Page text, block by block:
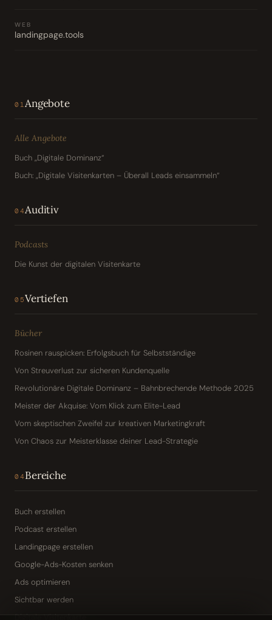
WEB
landingpage.tools
01 Angebote
Alle Angebote
Buch „Digitale Dominanz“
Buch: „Digitale Visitenkarten – Überall Leads einsammeln“
04Auditiv
Podcasts
Die Kunst der digitalen Visitenkarte
05Vertiefen
Bücher
Rosinen rauspicken: Erfolgsbuch für Selbstständige
Von Streuverlust zur sicheren Kundenquelle
Revolutionäre Digitale Dominanz – Bahnbrechende Methode 2025
Meister der Akquise: Vom Klick zum Elite-Lead
Vom skeptischen Zweifel zur kreativen Marketingkraft
Von Chaos zur Meisterklasse deiner Lead-Strategie
04Bereiche
Buch erstellen
Podcast erstellen
Landingpage erstellen
Google-Ads-Kosten senken
Ads optimieren
Sichtbar werden
Digitale Visitenkarte